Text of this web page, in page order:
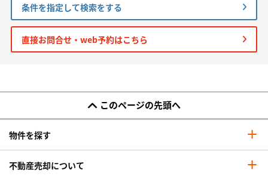
条件を指定して検索をする
直接お問合せ・web予約はこちら
このページの先頭へ
物件を探す
不動産売却について